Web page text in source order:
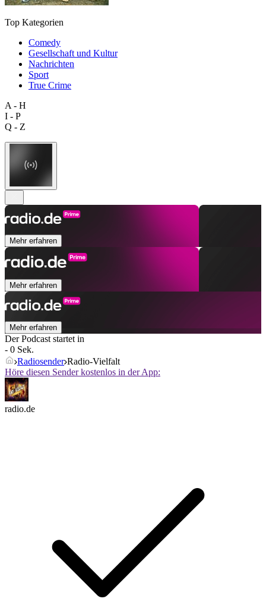
Top Kategorien
Comedy
Gesellschaft und Kultur
Nachrichten
Sport
True Crime
A - H
I - P
Q - Z
Mehr erfahren
Mehr erfahren
Mehr erfahren
Der Podcast startet in
- 0 Sek.
Radiosender Radio-Vielfalt
Höre diesen Sender kostenlos in der App:
radio.de